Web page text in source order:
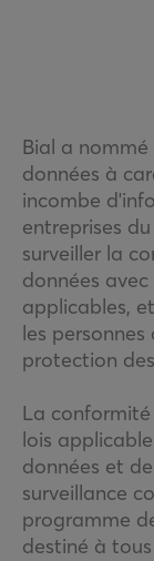
Bial a
données à
incombe
entreprises
surveiller la
données
applicables,
les
protection
La
lois
données et
surveillance
programme
destiné à